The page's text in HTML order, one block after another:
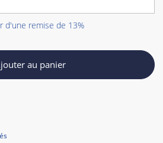
d'une remise de 13%
au panier